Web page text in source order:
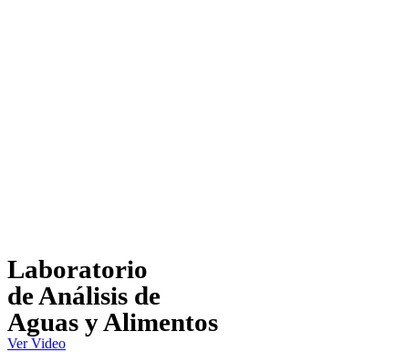
Laboratorio
de Análisis de
Aguas y Alimentos
Ver Video